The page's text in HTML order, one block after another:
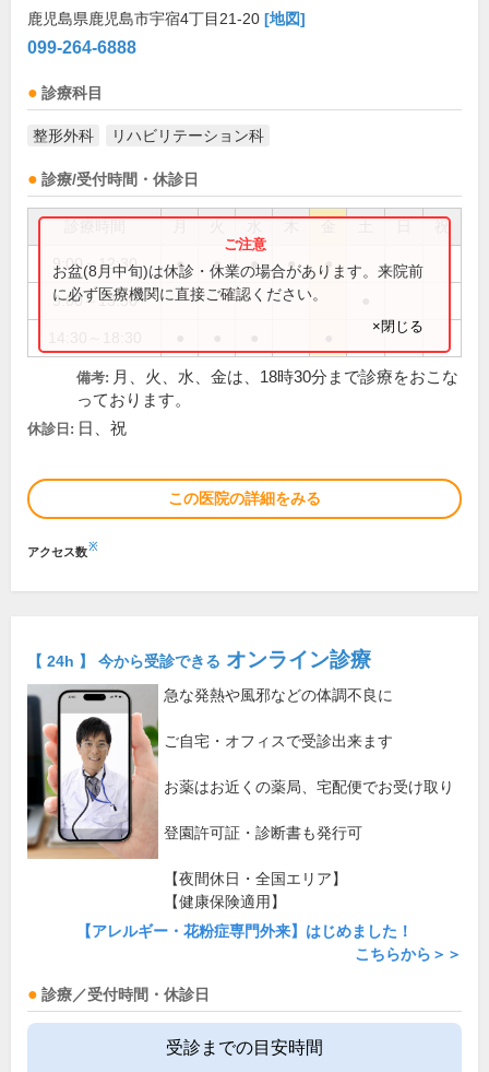
鹿児島県鹿児島市宇宿4丁目21-20 [地図]
099-264-6888
診療科目
整形外科 リハビリテーション科
診療/受付時間・休診日
祝
9:00～12:30 ● ● ● ● ●
9:00～13:30
お盆(8月中旬)は休診・休業の場合があります。来院前
に必ず医療機関に直接ご確認ください。
×閉じる
備考: 月、火、水、金は、18時30分まで診療をおこな
っております。
休診日: 日、祝
この医院の詳細をみる
アクセス数※
【 24h 】 今から受診できる オンライン診療
急な発熱や風邪などの体調不良に
ご自宅・オフィスで受診出来ます
お薬はお近くの薬局、宅配便でお受け取り
登園許可証・診断書も発行可
【夜間休日・全国エリア】
【健康保険適用】
【アレルギー・花粉症専門外来】はじめました！
こちらから＞＞
診療／受付時間・休診日
受診までの目安時間